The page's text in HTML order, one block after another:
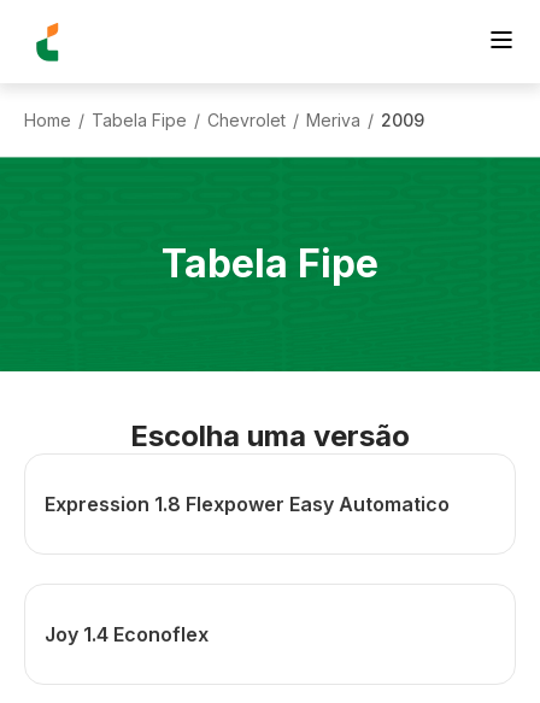
Home / Tabela Fipe / Chevrolet / Meriva / 2009
Tabela Fipe
Escolha uma versão
Expression 1.8 Flexpower Easy Automatico
Joy 1.4 Econoflex